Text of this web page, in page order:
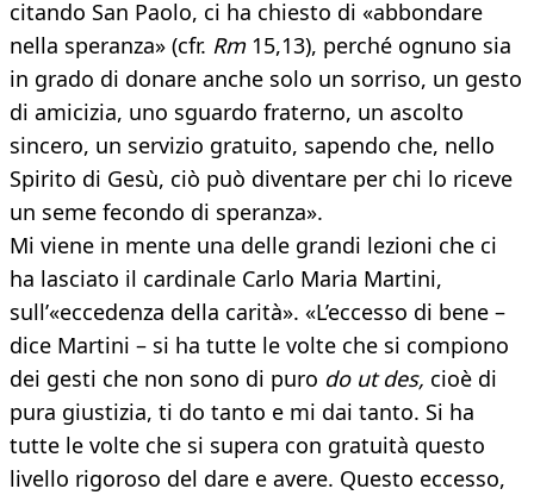
citando San Paolo, ci ha chiesto di «abbondare
nella speranza» (cfr. Rm15,13), perché ognuno sia
in grado di donare anche solo un sorriso, un gesto
di amicizia, uno sguardo fraterno, un ascolto
sincero, un servizio gratuito, sapendo che, nello
Spirito di Gesù, ciò può diventare per chi lo riceve
un seme fecondo di speranza».
Mi viene in mente una delle grandi lezioni che ci
ha lasciato il cardinale Carlo Maria Martini,
sull’«eccedenza della carità». «L’eccesso di bene –
dice Martini – si ha tutte le volte che si compiono
dei gesti che non sono di puro do ut des, cioè di
pura giustizia, ti do tanto e mi dai tanto. Si ha
tutte le volte che si supera con gratuità questo
livello rigoroso del dare e avere. Questo eccesso,